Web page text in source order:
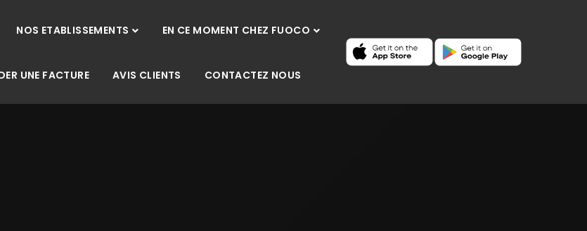
NOS ETABLISSEMENTS EN CE MOMENT CHEZ FUOCO
UNE FACTURE AVIS CLIENTS CONTACTEZ NOUS